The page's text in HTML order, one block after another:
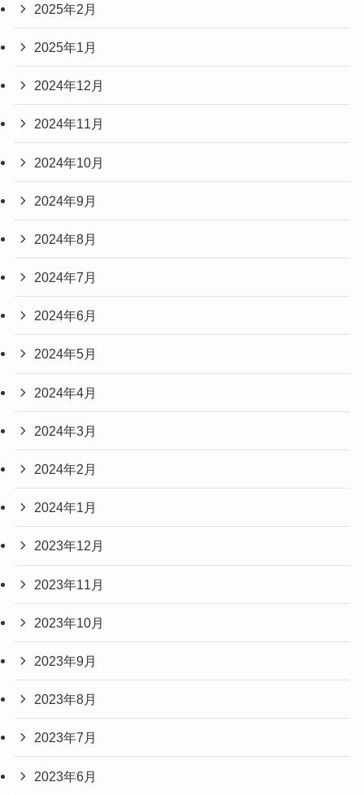
2025年2月
2025年1月
2024年12月
2024年11月
2024年10月
2024年9月
2024年8月
2024年7月
2024年6月
2024年5月
2024年4月
2024年3月
2024年2月
2024年1月
2023年12月
2023年11月
2023年10月
2023年9月
2023年8月
2023年7月
2023年6月